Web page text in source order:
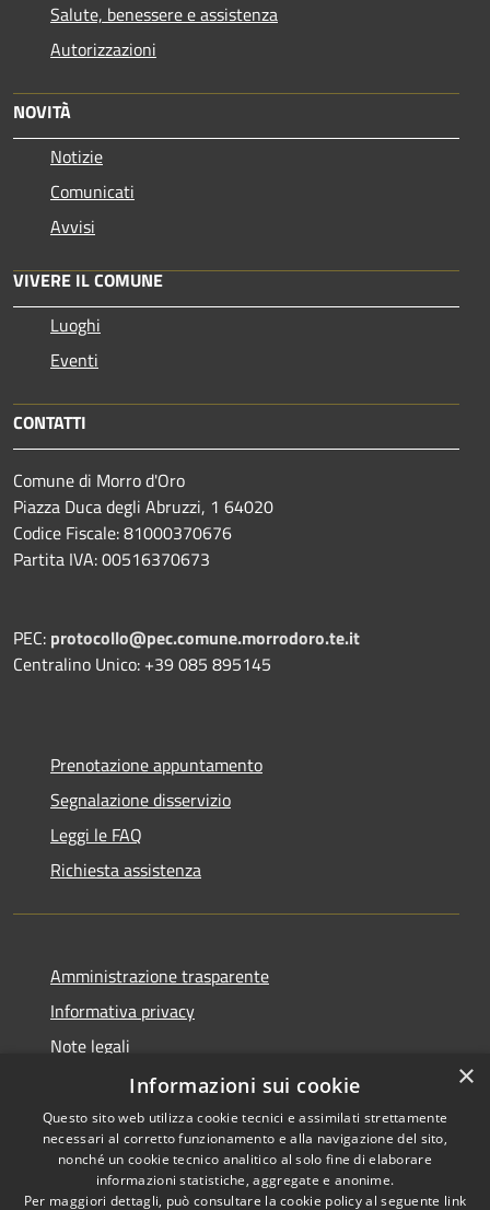
Salute, benessere e assistenza
Autorizzazioni
NOVITÀ
Notizie
Comunicati
Avvisi
VIVERE IL COMUNE
Luoghi
Eventi
CONTATTI
Comune di Morro d'Oro
Piazza Duca degli Abruzzi, 1 64020
Codice Fiscale: 81000370676
Partita IVA: 00516370673
PEC: protocollo@pec.comune.morrodoro.te.it
Centralino Unico: +39 085 895145
Prenotazione appuntamento
Segnalazione disservizio
Leggi le FAQ
Richiesta assistenza
Amministrazione trasparente
Informativa privacy
Note legali
Dichiarazione di accessibilità
RSS
Copyright © 2026 • Comune di
×
Informazioni sui cookie
Questo sito web utilizza cookie tecnici e assimilati strettamente
necessari al corretto funzionamento e alla navigazione del sito,
nonché un cookie tecnico analitico al solo fine di elaborare
informazioni statistiche, aggregate e anonime.
Per maggiori dettagli, può consultare la cookie policy al seguente link